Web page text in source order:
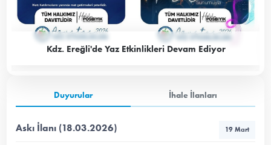
Kdz. Ereğli'de Yaz Etkinlikleri Devam Ediyor
Duyurular İhale İlanları
Askı İlanı (18.03.2026) 19 Mart